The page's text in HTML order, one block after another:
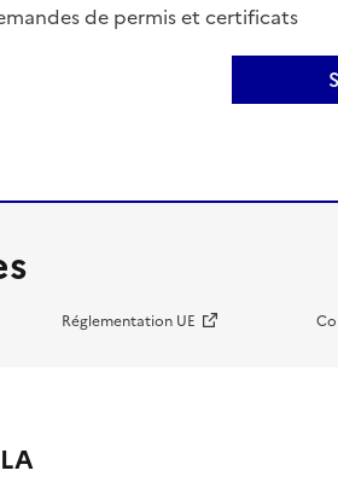
de permis et certificats
Réglementation UE